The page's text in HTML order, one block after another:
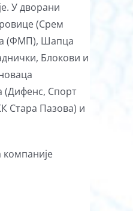
У дворани
(Срем
(ФМП), Шапца
Блокови и
(Дифенс, Спорт
Стара Пазова) и